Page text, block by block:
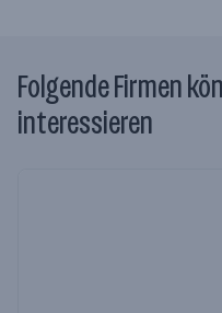
Folgende Firmen
interessieren